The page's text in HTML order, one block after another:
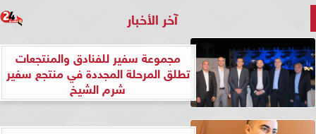
آخر الأخبار
مجموعة سفير للفنادق والمنتجعات
تطلق المرحلة المجددة في منتجع سفير
شرم الشيخ